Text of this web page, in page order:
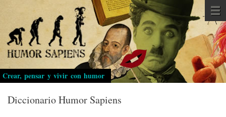
Pasar
al
contenido
principal
Crear, pensar y vivir con humor
Diccionario Humor Sapiens